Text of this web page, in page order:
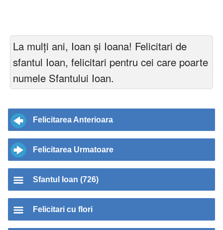
La mulți ani, Ioan și Ioana! Felicitari de
sfantul Ioan, felicitari pentru cei care poarte
numele Sfantului Ioan.
Felicitarea Anterioara
Felicitarea Urmatoare
Sfantul Ioan (726)
Felicitari cu flori